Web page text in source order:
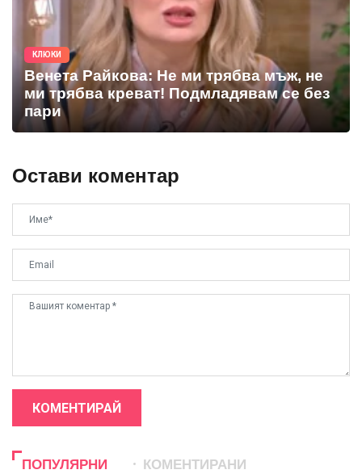
КЛЮКИ
Венета Райкова: Не ми трябва мъж, не
ми трябва креват! Подмладявам се без
пари
Остави коментар
КОМЕНТИРАЙ
ПОПУЛЯРНИ КОМЕНТИРАНИ